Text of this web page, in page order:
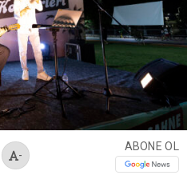
-
ABONE OL